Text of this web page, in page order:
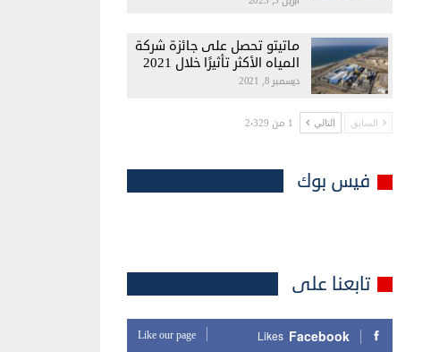
ماتيتو تحصل على جائزة شركة
المياه الأكثر تأثيرًا خلال 2021
ديسمبر 8, 2021
السابق التالي 1 من 2٬329
فيس بوك
تابعنا على
Facebook
Likes
Like our page